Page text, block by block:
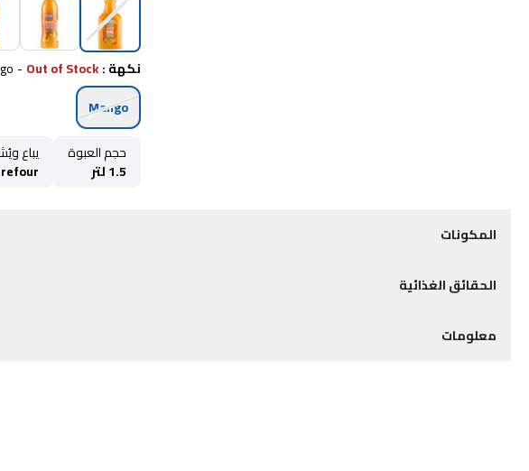
نكهة:
-Out of Stock
Mango
حجم العبوة
1.5 لتر
يباع
المكونات
الحقائق الغذائية
معلومات